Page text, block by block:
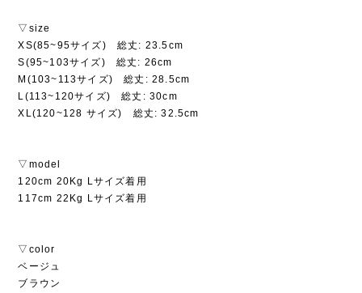
▽size
XS(85~95サイズ) 総丈: 23.5cm
S(95~103サイズ) 総丈: 26cm
M(103~113サイズ) 総丈: 28.5cm
L(113~120サイズ) 総丈: 30cm
XL(120~128 サイズ) 総丈: 32.5cm
▽model
120cm 20Kg Lサイズ着用
117cm 22Kg Lサイズ着用
▽color
ベージュ
ブラウン